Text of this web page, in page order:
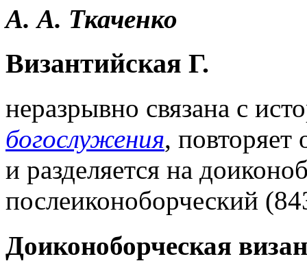
А. А. Ткаченко
Византийская Г.
неразрывно связана с
богослужения, повторяет
и разделяется на
послеиконоборческий
Доиконоборческая